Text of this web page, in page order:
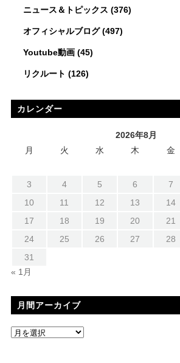
ニュース＆トピックス (376)
オフィシャルブログ(497)
Youtube動画(45)
リクルート (126)
カレンダー
2026年8月
月
火 水 木 金
3
4 5 6 7
10
11 12 13 14
17
18 19 20 21
24
25 26 27 28
31
« 1月
月間アーカイブ